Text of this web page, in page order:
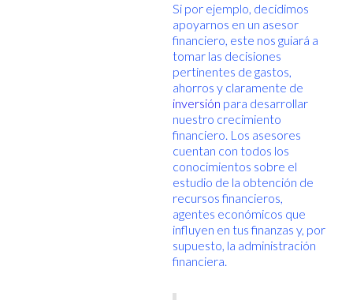
Si por ejemplo, decidimos
apoyarnos en un asesor
financiero, este nos guiará a
tomar las decisiones
pertinentes de gastos,
ahorros y claramente de
inversión para desarrollar
nuestro crecimiento
financiero. Los asesores
cuentan con todos los
conocimientos sobre el
estudio de la obtención de
recursos financieros,
agentes económicos que
influyen en tus finanzas y, por
supuesto, la administración
financiera.